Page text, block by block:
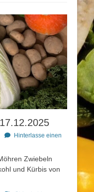
Hinterlasse einen
Zwiebeln
und Kürbis von